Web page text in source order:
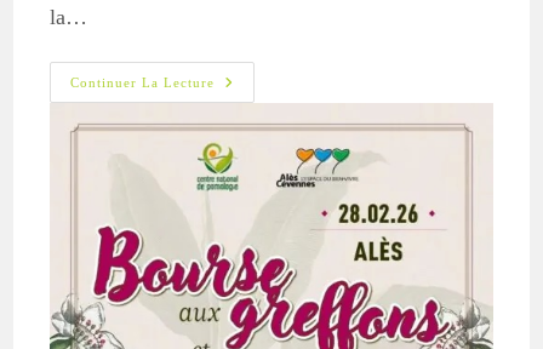
la…
Continuer La Lecture
BAG
D’Alès
:
Samedi
28
Février